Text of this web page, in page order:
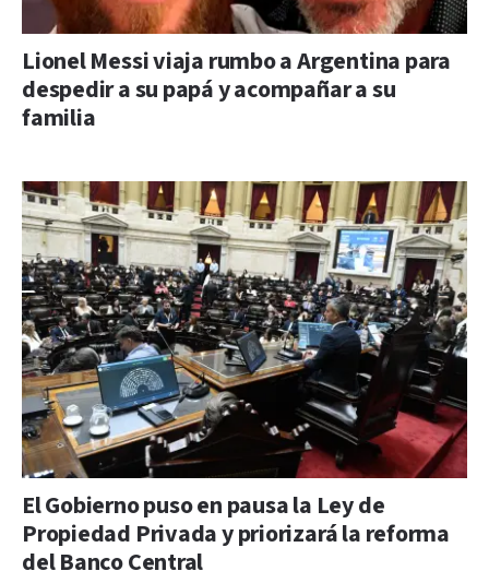
Lionel Messi viaja rumbo a Argentina para
despedir a su papá y acompañar a su
familia
El Gobierno puso en pausa la Ley de
Propiedad Privada y priorizará la reforma
del Banco Central